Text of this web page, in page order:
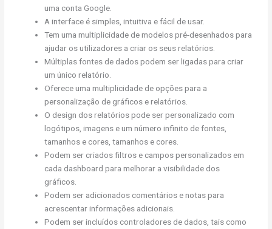
uma conta Google.
A interface é simples, intuitiva e fácil de usar.
Tem uma multiplicidade de modelos pré-desenhados para
ajudar os utilizadores a criar os seus relatórios.
Múltiplas fontes de dados podem ser ligadas para criar
um único relatório.
Oferece uma multiplicidade de opções para a
personalização de gráficos e relatórios.
O design dos relatórios pode ser personalizado com
logótipos, imagens e um número infinito de fontes,
tamanhos e cores, tamanhos e cores.
Podem ser criados filtros e campos personalizados em
cada dashboard para melhorar a visibilidade dos
gráficos.
Podem ser adicionados comentários e notas para
acrescentar informações adicionais.
Podem ser incluídos controladores de dados, tais como